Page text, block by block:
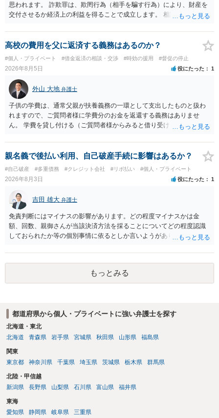
思われます。 詐欺罪は、欺罔行為（相手を騙す行為）により、財産を
交付させるか経済上の利益を得ることで成立します。 相談者さんは、
ので、詐欺罪の実行行為性が無く罪に問うことはできません。 おそら
く、相手が真実を話せば警察も取り合わないと思いますが、虚偽の内
容を述べた場合は、捜査はあるかもしれません。 ただし、捜査におい
て、真実を説明すれば、「ちゃんと返しなさいよ」程度の注意で済む
ことだと思われます。 また、返せるお金が無いのであれば、返せない
のは致し方ありません。真摯に分割して支払うことを相手に告げてい
くのみでしょう。 以上、ご参考まで。
高校の費用を父に返済する義務はあるのか？
#個人・プライベート #借金返済の相談・交渉 #時効の援用 #督促の停止
2026年8月5日 役にたった 1
外山 大地 弁護士
子供の学費は、通常父親が扶養義務の一環として支出したものと扱わ
れますので、ご質問者様に学費分のお金を返還する義務はありませ
ん。 学費を貸し付ける（ご質問者様からみると借り受ける）といった
ょう。
親名義で後払い利用、自己破産手続に影響はあるか？
#自己破産 #多重債務 #クレジット会社 #リボ払い #個人・プライベート
2026年8月3日 役にたった 1
吉田 雄大 弁護士
免責判断にはマイナスの影響があります。どの程度マイナスかは金
額、回数、親御さんが当該決済方法を採ることについてどの程度認識
しておられたか等の個別事情に依るとしか言いようがありません。 と
なって相談し、善後策を考えることをお勧めします。
もっとみる
都道府県から個人・プライベートに強い弁護士を探す
北海道・東北
北海道
青森県 岩手県 宮城県 秋田県 山形県 福島県
関東
東京都
神奈川県 千葉県 埼玉県 茨城県 栃木県 群馬県
北陸・甲信越
新潟県
長野県 山梨県 石川県 富山県 福井県
東海
愛知県
静岡県 岐阜県 三重県